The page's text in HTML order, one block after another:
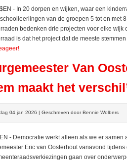
- In 20 dorpen en wijken, waar een
van de groepen 5 tot en met
bedenken drie projecten voor elke
is dat het project dat de meeste
Van
maakt het
04 jan 2026 | Geschreven door Bennie Wolbers
- Democratie werkt alleen als we er
Eric van Oosterhout vanavond
gaan over